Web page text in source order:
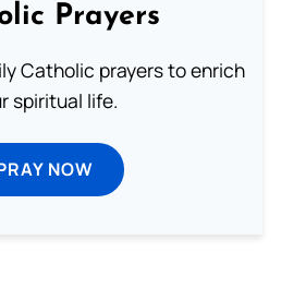
Prayers
Catholic prayers to enrich
spiritual life.
NOW